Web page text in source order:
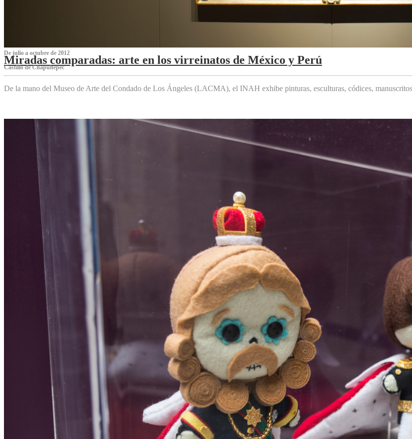
De julio a octubre de 2012
Miradas comparadas: arte en los virreinatos de México y Perú
Castillo de Chapultepec
De la mano del Museo de Arte del Condado de Los Ángeles (LACMA), el INAH exhibe pinturas, esculturas, códices,